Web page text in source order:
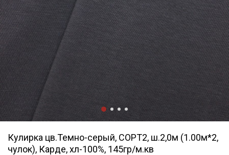
Кулирка цв.Темно-серый, СОРТ2, ш.2,0м (1.00м*2,
чулок), Карде, хл-100%, 145гр/м.кв